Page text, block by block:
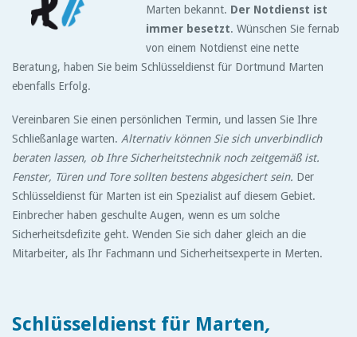
Marten bekannt. Der Notdienst ist
immer besetzt. Wünschen Sie fernab
von einem Notdienst eine nette
Beratung, haben Sie beim Schlüsseldienst für Dortmund Marten
ebenfalls Erfolg.
Vereinbaren Sie einen persönlichen Termin, und lassen Sie Ihre
Schließanlage warten. Alternativ können Sie sich unverbindlich
beraten lassen, ob Ihre Sicherheitstechnik noch zeitgemäß ist.
Fenster, Türen und Tore sollten bestens abgesichert sein. Der
Schlüsseldienst für Marten ist ein Spezialist auf diesem Gebiet.
Einbrecher haben geschulte Augen, wenn es um solche
Sicherheitsdefizite geht. Wenden Sie sich daher gleich an die
Mitarbeiter, als Ihr Fachmann und Sicherheitsexperte in Merten.
Schlüsseldienst für Marten,